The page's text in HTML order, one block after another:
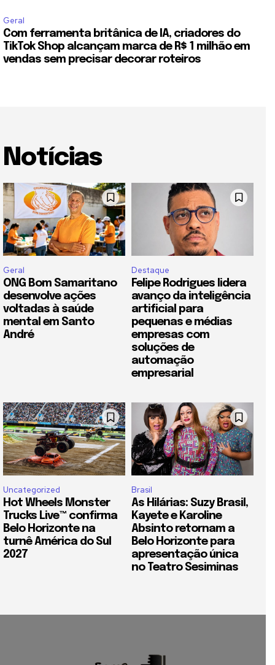
Geral
Com ferramenta britânica de IA, criadores do
TikTok Shop alcançam marca de R$ 1 milhão em
vendas sem precisar decorar roteiros
Notícias
Geral
ONG Bom Samaritano
desenvolve ações
voltadas à saúde
mental em Santo
André
Destaque
Felipe Rodrigues lidera
avanço da inteligência
artificial para
pequenas e médias
empresas com
soluções de
automação
empresarial
Uncategorized
Hot Wheels Monster
Trucks Live™ confirma
Belo Horizonte na
turnê América do Sul
2027
Brasil
As Hilárias: Suzy Brasil,
Kayete e Karoline
Absinto retornam a
Belo Horizonte para
apresentação única
no Teatro Sesiminas